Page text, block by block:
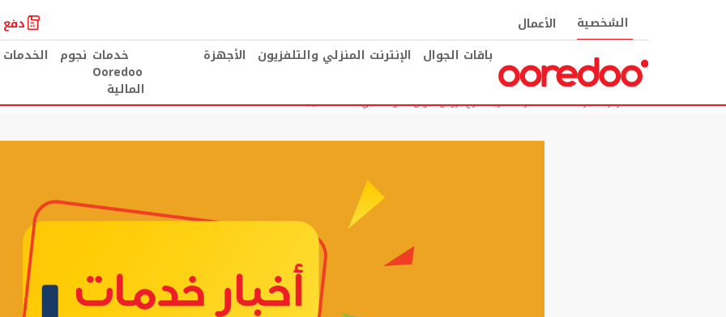
الشخصية الأعمال
دفع
باقات الجوال
الإنترنت المنزلي والتلفزيون الأجهزة خدمات
Ooredoo
المالية
نجوم
مركز الأخبار خدمات الأفراد أريدُ تطرح عروض تجوال متنوعة تلبي مختلف احتياجات العملاء